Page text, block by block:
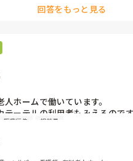
回答をもっと見る
人ホームで働いています。
テーテルの利用者もみえるので
療行為ですよね？何かと医療行為
員とリーダー。どこに相談すれば
医療行為 相談員